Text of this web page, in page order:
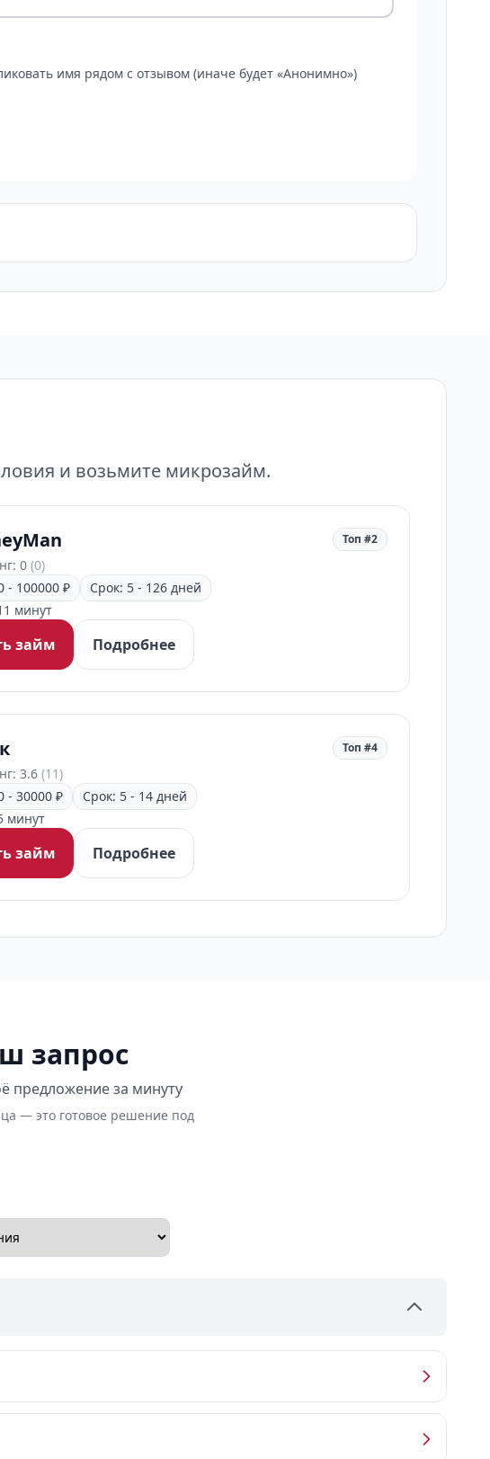
имя рядом с отзывом (иначе будет «Анонимно»)
и возьмите микрозайм.
0 (0)
Топ #2
- 100000 ₽
Срок: 5 - 126 дней
минут
займ Подробнее
3.6 (11)
Топ #4
- 30000 ₽
Срок: 5 - 14 дней
минут
займ Подробнее
запрос
предложение за минуту
— это готовое решение под